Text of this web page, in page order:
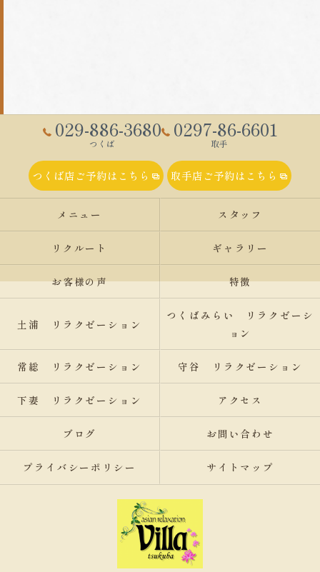
029-886-3680
つくば
0297-86-6601
取手
つくば店ご予約はこちら 取手店ご予約はこちら
メニュー スタッフ
リクルート ギャラリー
お客様の声 特徴
土浦 リラクゼーション
つくばみらい リラクゼーシ
ョン
常総 リラクゼーション 守谷 リラクゼーション
下妻 リラクゼーション アクセス
ブログ お問い合わせ
プライバシーポリシー サイトマップ